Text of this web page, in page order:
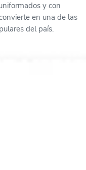
y con
en una de las
del país.